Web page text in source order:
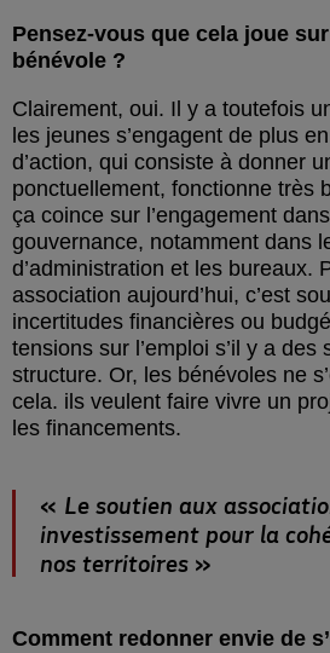
Pensez-vous que cela joue
bénévole ?
Clairement, oui. Il y a toutefois
les jeunes s’engagent de plus
d’action, qui consiste à donner
ponctuellement, fonctionne très
ça coince sur l’engagement
gouvernance, notamment dans
d’administration et les bureaux.
association aujourd’hui, c’est
incertitudes financières ou
tensions sur l’emploi s’il y a des
structure. Or, les bénévoles ne
cela. ils veulent faire vivre un
les financements.
Le soutien aux
investissement pour la
nos territoires
Comment redonner envie de